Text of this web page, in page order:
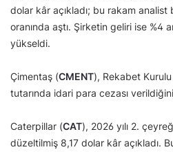
dolar kâr açıkladı; bu rakam analist
oranında aştı. Şirketin geliri ise %4
yükseldi.
Çimentaş (CMENT), Rekabet
tutarında idari para cezası
Caterpillar (CAT), 2026 yılı 2.
düzeltilmiş 8,17 dolar kâr açıkladı.